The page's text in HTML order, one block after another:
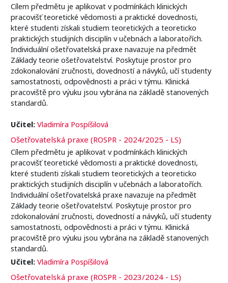
Cílem předmětu je aplikovat v podmínkách klinických
pracovišť teoretické vědomosti a praktické dovednosti,
které studenti získali studiem teoretických a teoreticko
praktických studijních disciplín v učebnách a laboratořích.
Individuální ošetřovatelská praxe navazuje na předmět
Základy teorie ošetřovatelství. Poskytuje prostor pro
zdokonalování zručnosti, dovedností a návyků, učí studenty
samostatnosti, odpovědnosti a práci v týmu. Klinická
pracoviště pro výuku jsou vybrána na základě stanovených
standardů.
Učitel: Vladimíra Pospíšilová
Ošetřovatelská praxe (ROSPR - 2024/2025 - LS)
Cílem předmětu je aplikovat v podmínkách klinických
pracovišť teoretické vědomosti a praktické dovednosti,
které studenti získali studiem teoretických a teoreticko
praktických studijních disciplín v učebnách a laboratořích.
Individuální ošetřovatelská praxe navazuje na předmět
Základy teorie ošetřovatelství. Poskytuje prostor pro
zdokonalování zručnosti, dovedností a návyků, učí studenty
samostatnosti, odpovědnosti a práci v týmu. Klinická
pracoviště pro výuku jsou vybrána na základě stanovených
standardů.
Učitel: Vladimíra Pospíšilová
Ošetřovatelská praxe (ROSPR - 2023/2024 - LS)